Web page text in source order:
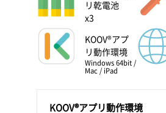
リ乾電池
x3
KOOV®アプ
リ動作環境
Windows 64bit /
Mac / iPad
KOOV®アプリ動作環境